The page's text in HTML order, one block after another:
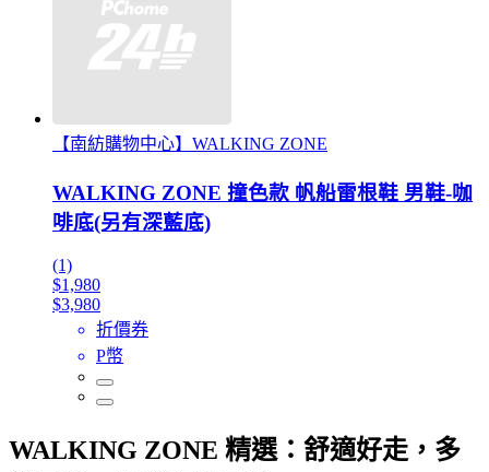
【南紡購物中心】WALKING ZONE
WALKING ZONE 撞色款 帆船雷根鞋 男鞋-咖
啡底(另有深藍底)
(1)
$1,980
$3,980
折價券
P幣
WALKING ZONE 精選：舒適好走，多